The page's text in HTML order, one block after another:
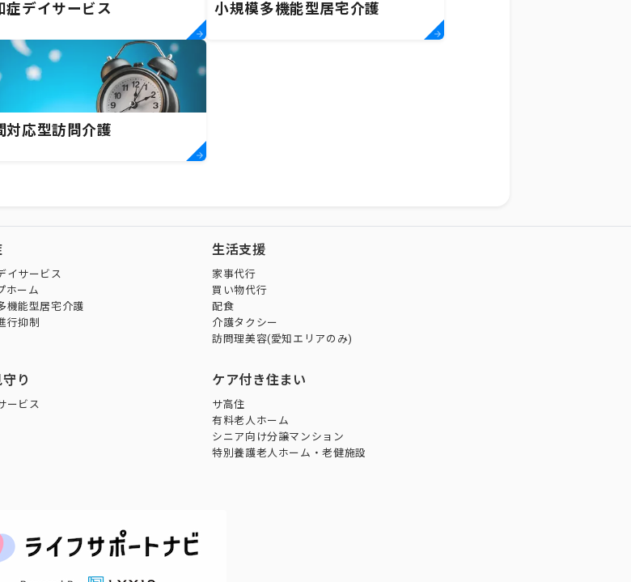
症デイサービス 小規模多機能型居宅介護
対応型訪問介護
イサービス
ホーム
機能型居宅介護
行抑制
生活支援
家事代行
買い物代行
配食
介護タクシー
訪問理美容(愛知エリアのみ)
り
ービス
ケア付き住まい
サ高住
有料老人ホーム
シニア向け分譲マンション
特別養護老人ホーム・老健施設